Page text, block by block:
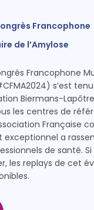
Francophone
de l’Amylose
Francophone
s’est tenu
Biermans-Lapôtre
les centres de
Française
a
de santé.
les replays de cet